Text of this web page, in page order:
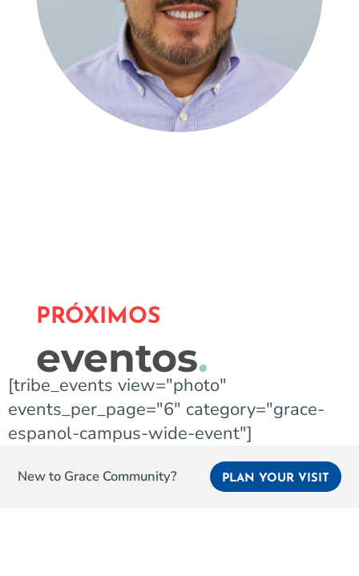
PRÓXIMOS
eventos.
[tribe_events view="photo"
events_per_page="6" category="grace-
espanol-campus-wide-event"]
New to Grace Community? PLAN YOUR VISIT